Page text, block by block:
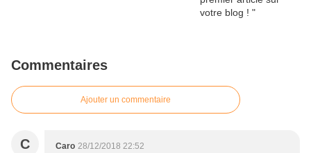
Commentaires
Ajouter un commentaire
C Caro 28/12/2018 22:52